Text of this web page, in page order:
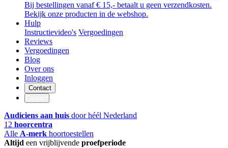
Bij bestellingen vanaf € 15,- betaalt u geen verzendkosten.
Bekijk onze producten in de webshop.
Hulp
Instructievideo's Vergoedingen
Reviews
Vergoedingen
Blog
Over ons
Inloggen
Contact
Audiciens aan huis door héél Nederland
12 hoorcentra
Alle A-merk hoortoestellen
Altijd een vrijblijvende proefperiode